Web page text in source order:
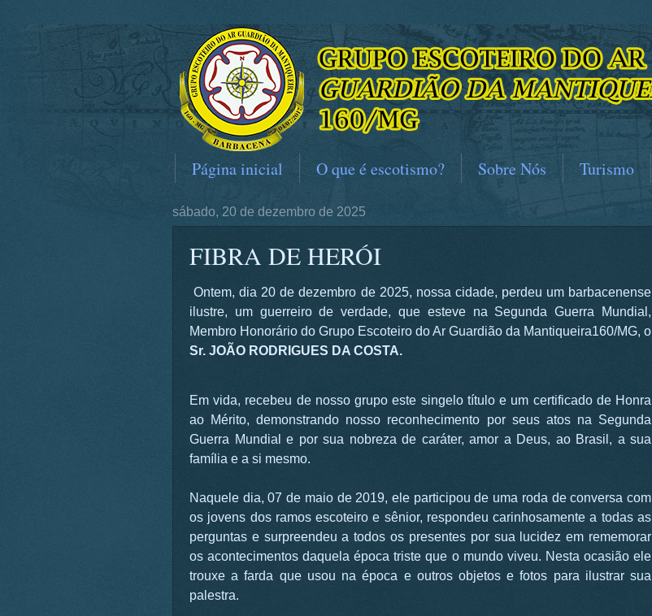
Página inicial O que é escotismo? Sobre Nós Turismo
sábado, 20 de dezembro de 2025
FIBRA DE HERÓI
Ontem, dia 20 de dezembro de 2025, nossa cidade, perdeu um barbacenense
ilustre, um guerreiro de verdade, que esteve na Segunda Guerra Mundial,
Membro Honorário do Grupo Escoteiro do Ar Guardião da Mantiqueira160/MG, o
Sr. JOÃO RODRIGUES DA COSTA.
Em vida, recebeu de nosso grupo este singelo título e um certificado de Honra
ao Mérito, demonstrando nosso reconhecimento por seus atos na Segunda
Guerra Mundial e por sua nobreza de caráter, amor a Deus, ao Brasil, a sua
família e a si mesmo.
Naquele dia, 07 de maio de 2019, ele participou de uma roda de conversa com
os jovens dos ramos escoteiro e sênior, respondeu carinhosamente a todas as
perguntas e surpreendeu a todos os presentes por sua lucidez em rememorar
os acontecimentos daquela época triste que o mundo viveu. Nesta ocasião ele
trouxe a farda que usou na época e outros objetos e fotos para ilustrar sua
palestra.